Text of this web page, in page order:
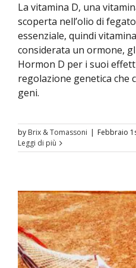
La vitamina D, una
scoperta nell’olio di
essenziale, quindi
considerata un ormone,
Hormon D per i suoi
regolazione genetica che
geni.
by Brix & Tomassoni | Febbraio
Leggi di più